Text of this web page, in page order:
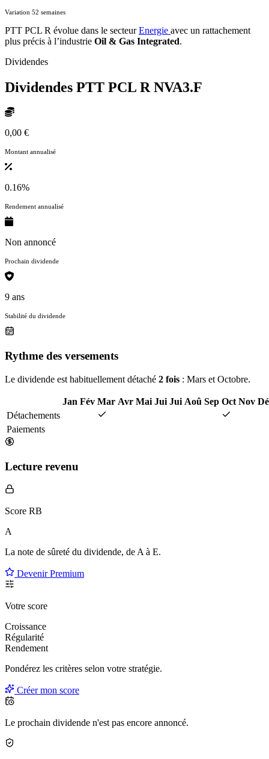
Variation 52 semaines
PTT PCL R évolue dans le secteurEnergie avec un rattachement
plus précis à l’industrie Oil & Gas Integrated.
Dividendes
Dividendes PTT PCL R NVA3.F
0,00 €
Montant annualisé
0.16%
Rendement annualisé
Non annoncé
Prochain dividende
9 ans
Stabilité du dividende
Rythme des versements
Le dividende est habituellement détaché 2 fois : Mars et Octobre.
Jan Fév Mar Avr Mai Jui Jui Aoû Sep Oct Nov
Détachements
Paiements
Lecture revenu
Score RB
A
La note de sûreté du dividende, de A à E.
Devenir Premium
Votre score
Croissance
Régularité
Rendement
Pondérez les critères selon votre stratégie.
Créer mon score
Le prochain dividende n'est pas encore annoncé.